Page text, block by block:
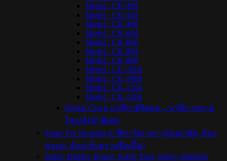
Model : CK-306
Model : CK-404
Model : CK-406
Model : CK-604
Model : CK-606
Model : CK-804
Model : CK-806
Model : CK-1004
Model : CK-1006
Model : CK-1204
Model : CK-1206
Digital Clock นาฬิกาดิจิตอล – นาฬิกาขนาด
ใหญ่สั่งทำพิเศษ
Timer For Hospital นาฬิกาจับเวลา (ห้องผ่าตัด, ห้อง
คลอด, ห้องแล็บตรวจชิ้นเนื้อ)
Safety Display Board, Safety First, Safety Statistics